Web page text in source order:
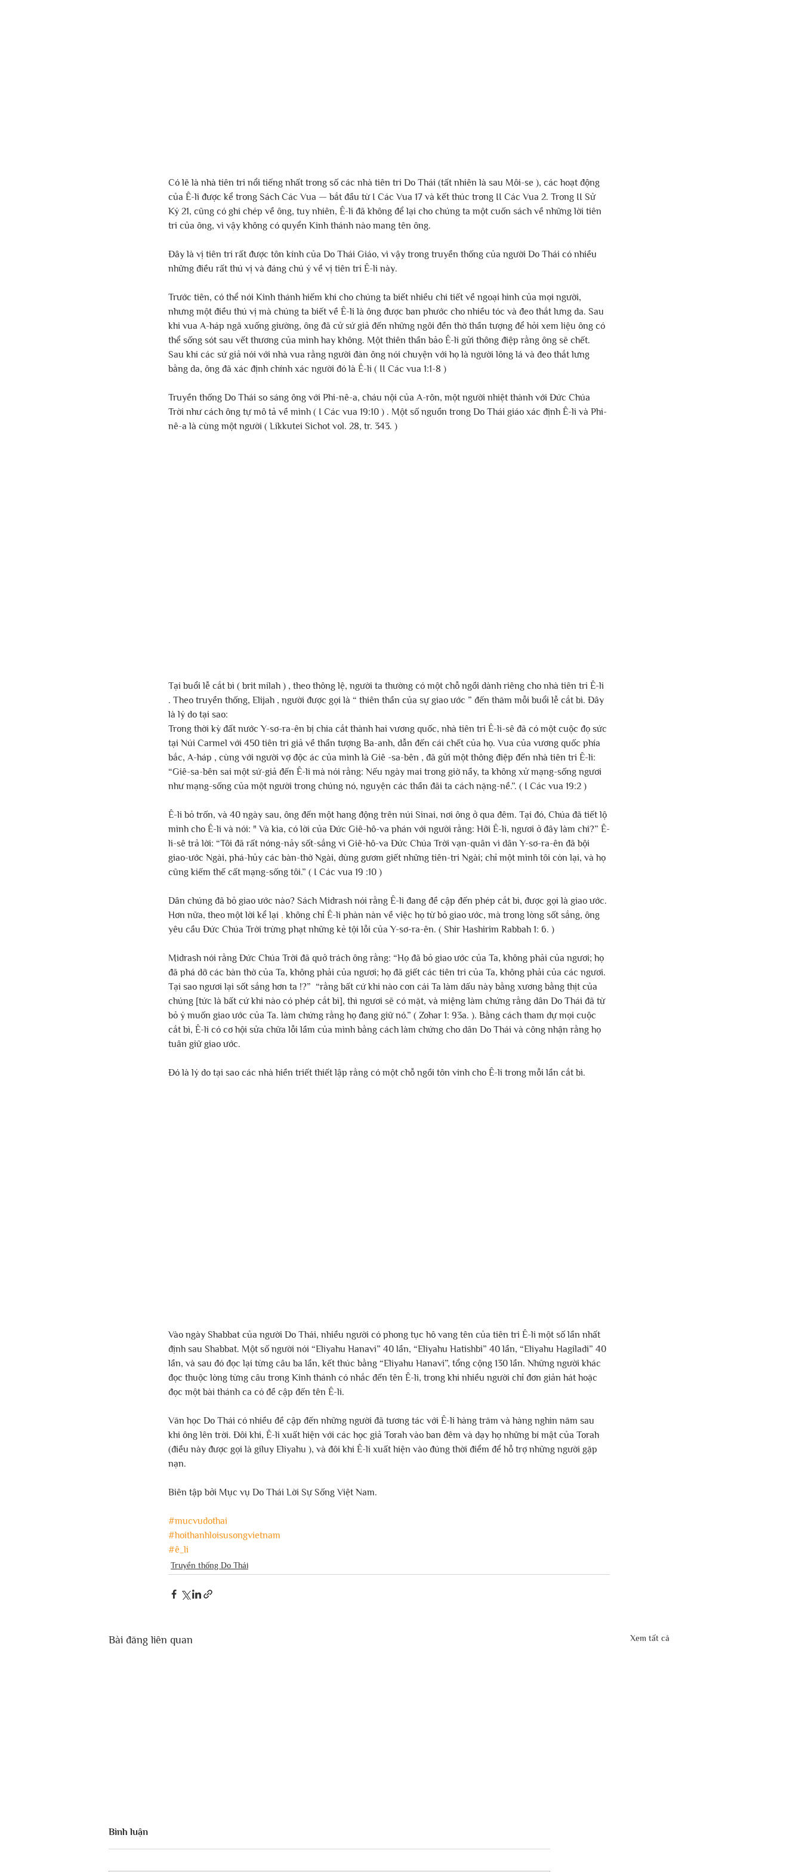
Có lẽ là nhà tiên tri nổi tiếng nhất trong số các nhà tiên tri Do Thái (tất nhiên là sau Môi-se ), các hoạt động
của Ê-li được kể trong Sách Các Vua — bắt đầu từ I Các Vua 17 và kết thúc trong II Các Vua 2. Trong II Sử
Ký 21, cũng có ghi chép về ông, tuy nhiên, Ê-li đã không để lại cho chúng ta một cuốn sách về những lời tiên
tri của ông, vì vậy không có quyển Kinh thánh nào mang tên ông.
Đây là vị tiên tri rất được tôn kính của Do Thái Giáo, vì vậy trong truyền thống của người Do Thái có nhiều
những điều rất thú vị và đáng chú ý về vị tiên tri Ê-li này.
Trước tiên, có thể nói Kinh thánh hiếm khi cho chúng ta biết nhiều chi tiết về ngoại hình của mọi người,
nhưng một điều thú vị mà chúng ta biết về Ê-li là ông được ban phước cho nhiều tóc và đeo thắt lưng da. Sau
khi vua A-háp ngã xuống giường, ông đã cử sứ giả đến những ngôi đền thờ thần tượng để hỏi xem liệu ông có
thể sống sót sau vết thương của mình hay không. Một thiên thần bảo Ê-li gửi thông điệp rằng ông sẽ chết.
Sau khi các sứ giả nói với nhà vua rằng người đàn ông nói chuyện với họ là người lông lá và đeo thắt lưng
bằng da, ông đã xác định chính xác người đó là Ê-li ( II Các vua 1:1-8 )
Truyền thống Do Thái so sáng ông với Phi-nê-a, cháu nội của A-rôn, một người nhiệt thành với Đức Chúa
Trời như cách ông tự mô tả về mình ( I Các vua 19:10 ) . Một số nguồn trong Do Thái giáo xác định Ê-li và Phi-
nê-a là cùng một người ( Likkutei Sichot vol. 28, tr. 343. )
Tại buổi lễ cắt bì ( brit milah ) , theo thông lệ, người ta thường có một chỗ ngồi dành riêng cho nhà tiên tri Ê-li
. Theo truyền thống, Elijah , người được gọi là “ thiên thần của sự giao ước ” đến thăm mỗi buổi lễ cắt bì. Đây
là lý do tại sao:
Trong thời kỳ đất nước Y-sơ-ra-ên bị chia cắt thành hai vương quốc, nhà tiên tri Ê-li-sê đã có một cuộc đọ sức
tại Núi Carmel với 450 tiên tri giả về thần tượng Ba-anh, dẫn đến cái chết của họ. Vua của vương quốc phía
bắc, A-háp , cùng với người vợ độc ác của mình là Giê -sa-bên , đã gửi một thông điệp đến nhà tiên tri Ê-li:
“Giê-sa-bên sai một sứ-giả đến Ê-li mà nói rằng: Nếu ngày mai trong giờ nầy, ta không xử mạng-sống ngươi
như mạng-sống của một người trong chúng nó, nguyện các thần đãi ta cách nặng-nề.”. ( I Các vua 19:2 )
Ê-li bỏ trốn, và 40 ngày sau, ông đến một hang động trên núi Sinai, nơi ông ở qua đêm. Tại đó, Chúa đã tiết lộ
mình cho Ê-li và nói: " Và kìa, có lời của Đức Giê-hô-va phán với người rằng: Hỡi Ê-li, ngươi ở đây làm chi?” Ê-
li-sê trả lời: “Tôi đã rất nóng-nảy sốt-sắng vì Giê-hô-va Đức Chúa Trời vạn-quân vì dân Y-sơ-ra-ên đã bội
giao-ước Ngài, phá-hủy các bàn-thờ Ngài, dùng gươm giết những tiên-tri Ngài; chỉ một mình tôi còn lại, và họ
cũng kiếm thế cất mạng-sống tôi.” ( I Các vua 19 :10 )
Dân chúng đã bỏ giao ước nào? Sách Midrash nói rằng Ê-li đang đề cập đến phép cắt bì, được gọi là giao ước.
Hơn nữa, theo một lời kể lại , không chỉ Ê-li phàn nàn về việc họ từ bỏ giao ước, mà trong lòng sốt sắng, ông
yêu cầu Đức Chúa Trời trừng phạt những kẻ tội lỗi của Y-sơ-ra-ên. ( Shir Hashirim Rabbah 1: 6. )
Midrash nói rằng Đức Chúa Trời đã quở trách ông rằng: “Họ đã bỏ giao ước của Ta, không phải của ngươi; họ
đã phá dỡ các bàn thờ của Ta, không phải của ngươi; họ đã giết các tiên tri của Ta, không phải của các ngươi.
Tại sao ngươi lại sốt sắng hơn ta !?”  “rằng bất cứ khi nào con cái Ta làm dấu này bằng xương bằng thịt của
chúng [tức là bất cứ khi nào có phép cắt bì], thì ngươi sẽ có mặt, và miệng làm chứng rằng dân Do Thái đã từ
bỏ ý muốn giao ước của Ta. làm chứng rằng họ đang giữ nó.” ( Zohar 1: 93a. ). Bằng cách tham dự mọi cuộc
cắt bì, Ê-li có cơ hội sửa chữa lỗi lầm của mình bằng cách làm chứng cho dân Do Thái và công nhận rằng họ
tuân giữ giao ước.
Đó là lý do tại sao các nhà hiền triết thiết lập rằng có một chỗ ngồi tôn vinh cho Ê-li trong mỗi lần cắt bì.
Vào ngày Shabbat của người Do Thái, nhiều người có phong tục hô vang tên của tiên tri Ê-li một số lần nhất
định sau Shabbat. Một số người nói “Eliyahu Hanavi” 40 lần, “Eliyahu Hatishbi” 40 lần, “Eliyahu Hagiladi” 40
lần, và sau đó đọc lại từng câu ba lần, kết thúc bằng “Eliyahu Hanavi”, tổng cộng 130 lần. Những người khác
đọc thuộc lòng từng câu trong Kinh thánh có nhắc đến tên Ê-li, trong khi nhiều người chỉ đơn giản hát hoặc
đọc một bài thánh ca có đề cập đến tên Ê-li.
Văn học Do Thái có nhiều đề cập đến những người đã tương tác với Ê-li hàng trăm và hàng nghìn năm sau
khi ông lên trời. Đôi khi, Ê-li xuất hiện với các học giả Torah vào ban đêm và dạy họ những bí mật của Torah
(điều này được gọi là giluy Eliyahu ), và đôi khi Ê-li xuất hiện vào đúng thời điểm để hỗ trợ những người gặp
nạn.
Biên tập bởi Mục vụ Do Thái Lời Sự Sống Việt Nam.
#mucvudothai
#hoithanhloisusongvietnam
#ê_li
Truyền thống Do Thái
Bài đăng liên quan Xem tất cả
Bình luận